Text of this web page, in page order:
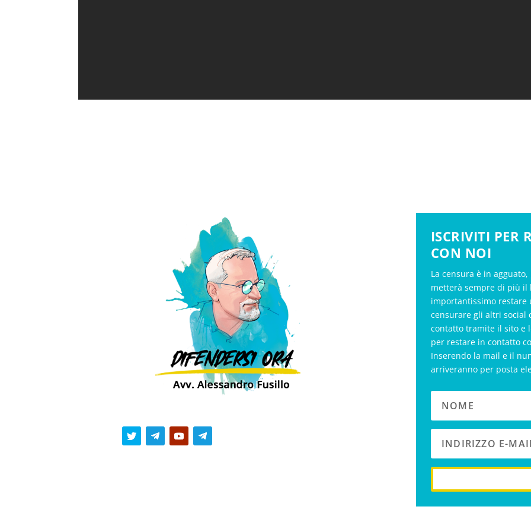
ISCRIVITI PER
CON NOI
La censura è in
metterà sempre di più il
importantissimo restare
censurare gli altri social
contatto tramite il sito e
per restare in contatto
Inserendo la mail e il
arriveranno per posta